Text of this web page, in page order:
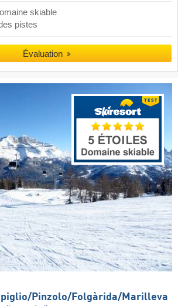
skiable
pistes
Évaluation
​Pinzolo/​Folgàrida/​Marilleva